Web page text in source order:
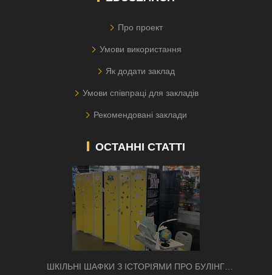
Про проект
Умови використання
Як додати заклад
Умови співпраці для закладів
Рекомендовані заклади
ОСТАННІ СТАТТІ
ШКІЛЬНІ ШАФКИ З ІСТОРІЯМИ ПРО БУЛІНГ